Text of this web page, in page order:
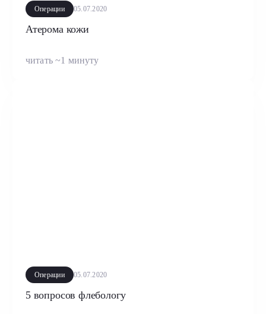
Операции 05.07.2020
Атерома кожи
читать ~1 минуту
Операции 05.07.2020
5 вопросов флебологу